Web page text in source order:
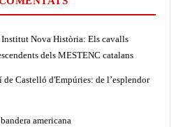
Institut Nova Història: Els cavalls
dels MESTENC catalans
de Castelló d'Empúries: de l’esplendor
americana